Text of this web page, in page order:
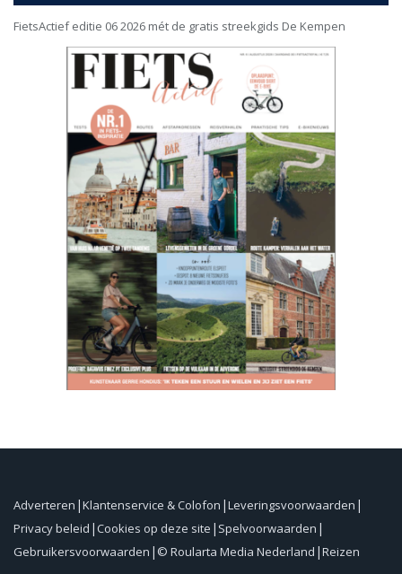
FietsActief editie 06 2026 mét de gratis streekgids De Kempen
Adverteren Klantenservice & Colofon Leveringsvoorwaarden
Privacy beleid Cookies op deze site Spelvoorwaarden
Gebruikersvoorwaarden © Roularta Media Nederland Reizen